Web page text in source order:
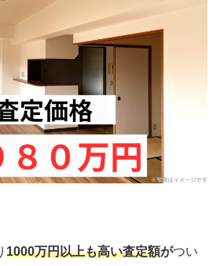
1000万円以上も高い査定額がつい